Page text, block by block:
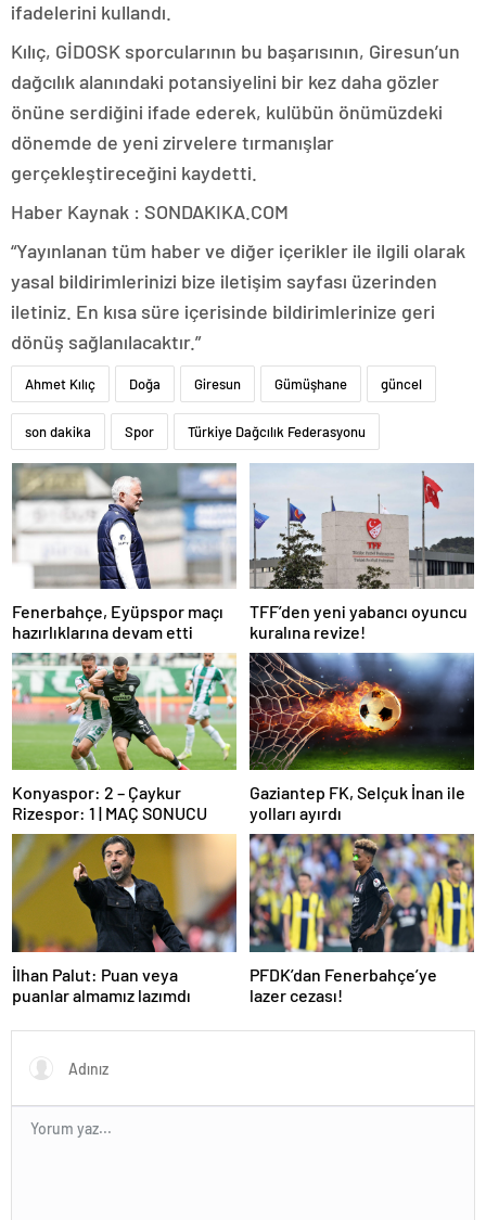
ifadelerini kullandı.
Kılıç, GİDOSK sporcularının bu başarısının, Giresun’un
dağcılık alanındaki potansiyelini bir kez daha gözler
önüne serdiğini ifade ederek, kulübün önümüzdeki
dönemde de yeni zirvelere tırmanışlar
gerçekleştireceğini kaydetti.
Haber Kaynak : SONDAKIKA.COM
“Yayınlanan tüm haber ve diğer içerikler ile ilgili olarak
yasal bildirimlerinizi bize iletişim sayfası üzerinden
iletiniz. En kısa süre içerisinde bildirimlerinize geri
dönüş sağlanılacaktır.”
Ahmet Kılıç Doğa Giresun Gümüşhane güncel
son dakika Spor Türkiye Dağcılık Federasyonu
Fenerbahçe, Eyüpspor maçı
hazırlıklarına devam etti
TFF’den yeni yabancı oyuncu
kuralına revize!
Konyaspor: 2 – Çaykur
Rizespor: 1 | MAÇ SONUCU
Gaziantep FK, Selçuk İnan ile
yolları ayırdı
İlhan Palut: Puan veya
puanlar almamız lazımdı
PFDK’dan Fenerbahçe’ye
lazer cezası!